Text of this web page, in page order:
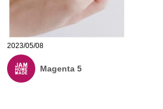
2023/05/08
Magenta 5